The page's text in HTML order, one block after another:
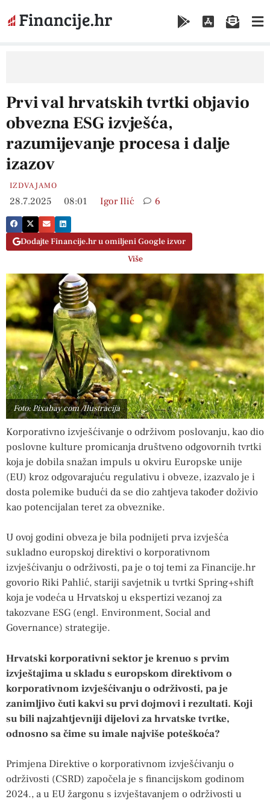
Prvi val hrvatskih tvrtki objavio
obvezna ESG izvješća,
razumijevanje procesa i dalje
izazov
IZDVAJAMO
28.7.2025 08:01 Igor Ilić 6
Dodajte Financije.hr u omiljeni Google izvor
Više
Foto: Pixabay.com /Ilustracija
Korporativno izvješćivanje o održivom poslovanju, kao dio
poslovne kulture promicanja društveno odgovornih tvrtki
koja je dobila snažan impuls u okviru Europske unije
(EU) kroz odgovarajuću regulativu i obveze, izazvalo je i
dosta polemike budući da se dio zahtjeva također doživio
kao potencijalan teret za obveznike.
U ovoj godini obveza je bila podnijeti prva izvješća
sukladno europskoj direktivi o korporativnom
izvješćivanju o održivosti, pa je o toj temi za Financije.hr
govorio Riki Pahlić, stariji savjetnik u tvrtki Spring+shift
koja je vodeća u Hrvatskoj u ekspertizi vezanoj za
takozvane ESG (engl. Environment, Social and
Governance) strategije.
Hrvatski korporativni sektor je krenuo s prvim
izvještajima u skladu s europskom direktivom o
korporativnom izvješćivanju o održivosti, pa je
zanimljivo čuti kakvi su prvi dojmovi i rezultati. Koji
su bili najzahtjevniji dijelovi za hrvatske tvrtke,
odnosno sa čime su imale najviše poteškoća?
Primjena Direktive o korporativnom izvješćivanju o
održivosti (CSRD) započela je s financijskom godinom
2024., a u EU žargonu s izvještavanjem o održivosti u